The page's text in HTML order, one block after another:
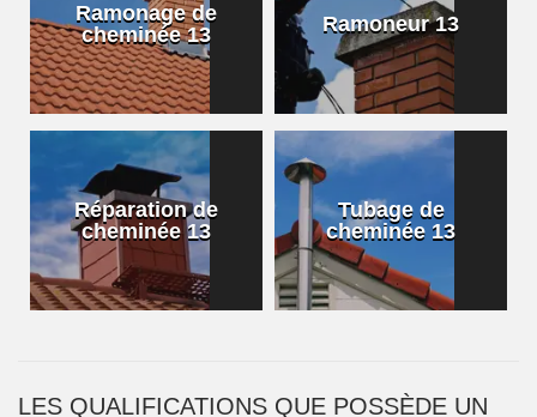
Ramonage de
cheminée 13
Ramoneur 13
Réparation de
cheminée 13
Tubage de
cheminée 13
LES QUALIFICATIONS QUE POSSÈDE UN